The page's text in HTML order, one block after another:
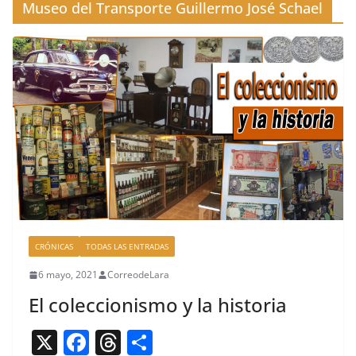
Museo del Transporte Guillermo José Schael
CRÓNICAS TODAS LAS ENTRADAS
6 mayo, 2021 CorreodeLara
El coleccionismo y la historia
X F T